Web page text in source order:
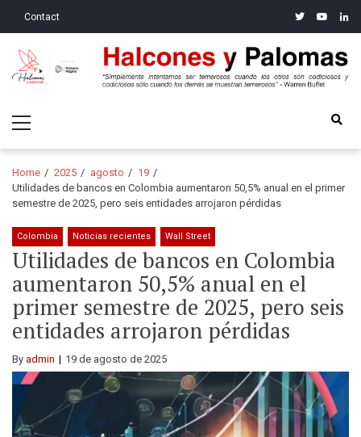
Contact twitteryoutube
Halcones y Palomas
Menu
Home 2025 agosto
19
Utilidades de bancos en Colombia aumentaron 50,5% anual en el primer
semestre de 2025, pero seis entidades arrojaron pérdidas
Colombia Noticias recientes Wall Street
Utilidades de bancos en Colombia
aumentaron 50,5% anual en el
primer semestre de 2025, pero seis
entidades arrojaron pérdidas
By admin 19 de agosto de 2025